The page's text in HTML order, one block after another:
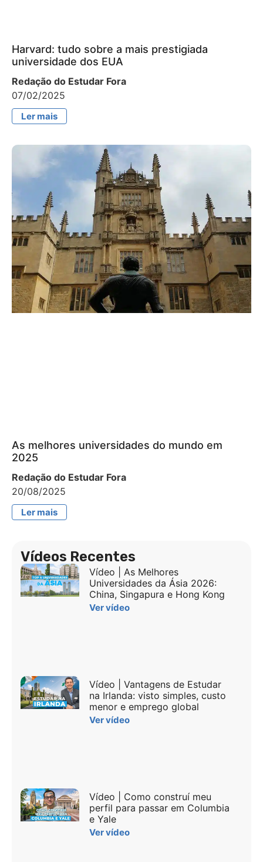
Harvard: tudo sobre a mais prestigiada
universidade dos EUA
Redação do Estudar Fora
07/02/2025
Ler mais
As melhores universidades do mundo em
2025
Redação do Estudar Fora
20/08/2025
Ler mais
Vídeos Recentes
Vídeo | As Melhores
Universidades da Ásia 2026:
China, Singapura e Hong Kong
Ver vídeo
Vídeo | Vantagens de Estudar
na Irlanda: visto simples, custo
menor e emprego global
Ver vídeo
Vídeo | Como construí meu
perfil para passar em Columbia
e Yale
Ver vídeo